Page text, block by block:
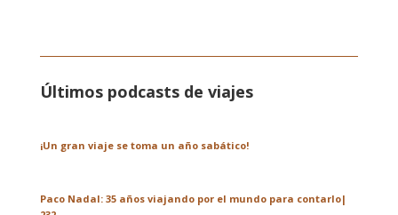
Últimos podcasts de viajes
¡Un gran viaje se toma un año sabático!
Paco Nadal: 35 años viajando por el mundo para contarlo|